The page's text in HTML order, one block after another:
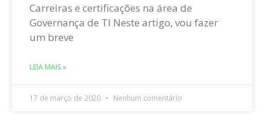
Carreiras e certificações na área de
Governança de TI Neste artigo, vou fazer
um breve
LEIA MAIS »
17 de março de 2020 Nenhum comentário